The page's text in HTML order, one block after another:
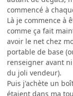
commencé à
Là je commence à
comme ça fait
avoir le net chez
portable de base
renseigner avant
du joli vendeur).
Puis j'achète un
étaient dans ma